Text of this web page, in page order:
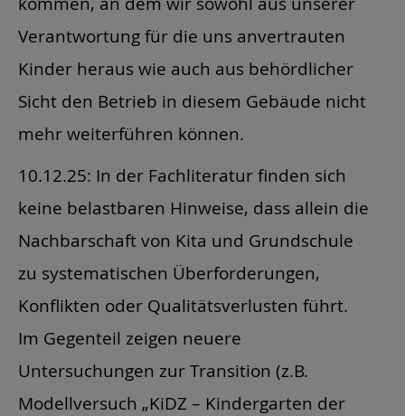
Verantwortung für die uns anvertrauten
Kinder heraus wie auch aus behördlicher
Sicht den Betrieb in diesem Gebäude nicht
mehr weiterführen können.
10.12.25: In der Fachliteratur finden sich
keine belastbaren Hinweise, dass allein die
Nachbarschaft von Kita und Grundschule
zu systematischen Überforderungen,
Konflikten oder Qualitätsverlusten führt.
Im Gegenteil zeigen neuere
Untersuchungen zur Transition (z.B.
Modellversuch „KiDZ – Kindergarten der